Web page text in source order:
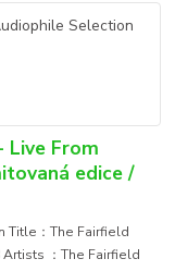
Live From
edice /
Title：The Fairfield
：The Fairfield